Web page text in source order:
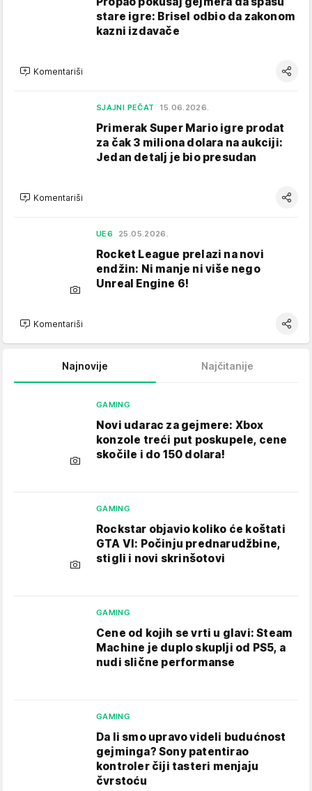
stare igre: Brisel odbio da zakonom
kazni izdavače
Komentariši
SJAJNI PEČAT 15.06.2026.
Primerak Super Mario igre prodat
za čak 3 miliona dolara na aukciji:
Jedan detalj je bio presudan
Komentariši
UE6 25.05.2026.
Rocket League prelazi na novi
endžin: Ni manje ni više nego
Unreal Engine 6!
Komentariši
Najnovije Najčitanije
GAMING
Novi udarac za gejmere: Xbox
konzole treći put poskupele, cene
skočile i do 150 dolara!
GAMING
Rockstar objavio koliko će koštati
GTA VI: Počinju prednarudžbine,
stigli i novi skrinšotovi
GAMING
Cene od kojih se vrti u glavi: Steam
Machine je duplo skuplji od PS5, a
nudi slične performanse
GAMING
Da li smo upravo videli budućnost
gejminga? Sony patentirao
kontroler čiji tasteri menjaju
čvrstoću